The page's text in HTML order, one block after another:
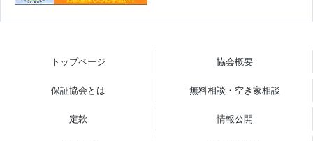
トップページ 協会概要
保証協会とは 無料相談・空き家相談
定款 情報公開